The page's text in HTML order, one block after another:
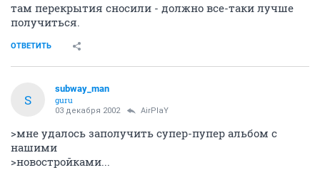
там перекрытия сносили - должно все-таки лучше
получиться.
ОТВЕТИТЬ
S
subway_man
guru
03 декабря 2002 AirPlaY
>мне удалось заполучить супер-пупер альбом с
нашими
>новостройками...